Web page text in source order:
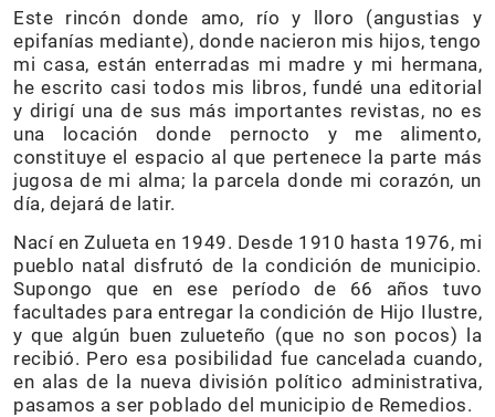
Este rincón donde amo, río y lloro (angustias y
epifanías mediante), donde nacieron mis hijos, tengo
mi casa, están enterradas mi madre y mi hermana,
he escrito casi todos mis libros, fundé una editorial
y dirigí una de sus más importantes revistas, no es
una locación donde pernocto y me alimento,
constituye el espacio al que pertenece la parte más
jugosa de mi alma; la parcela donde mi corazón, un
día, dejará de latir.
Nací en Zulueta en 1949. Desde 1910 hasta 1976, mi
pueblo natal disfrutó de la condición de municipio.
Supongo que en ese período de 66 años tuvo
facultades para entregar la condición de Hijo Ilustre,
y que algún buen zulueteño (que no son pocos) la
recibió. Pero esa posibilidad fue cancelada cuando,
en alas de la nueva división político administrativa,
pasamos a ser poblado del municipio de Remedios.